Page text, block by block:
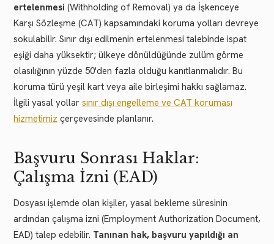
ertelenmesi (Withholding of Removal) ya da İşkenceye
Karşı Sözleşme (CAT) kapsamındaki koruma yolları devreye
sokulabilir. Sınır dışı edilmenin ertelenmesi talebinde ispat
eşiği daha yüksektir; ülkeye dönüldüğünde zulüm görme
olasılığının yüzde 50'den fazla olduğu kanıtlanmalıdır. Bu
koruma türü yeşil kart veya aile birleşimi hakkı sağlamaz.
İlgili yasal yollar sınır dışı engelleme ve CAT koruması
hizmetimiz çerçevesinde planlanır.
Başvuru Sonrası Haklar:
Çalışma İzni (EAD)
Dosyası işlemde olan kişiler, yasal bekleme süresinin
ardından çalışma izni (Employment Authorization Document,
EAD) talep edebilir. Tanınan hak, başvuru yapıldığı an